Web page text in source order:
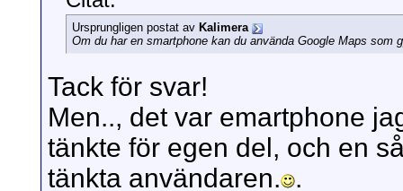
Ursprungligen postat av Kalimera
Om du har en smartphone kan du använda Google Maps som
Tack för svar!
Men.., det var emartphone
tänkte för egen del, och en
tänkta användaren.
.